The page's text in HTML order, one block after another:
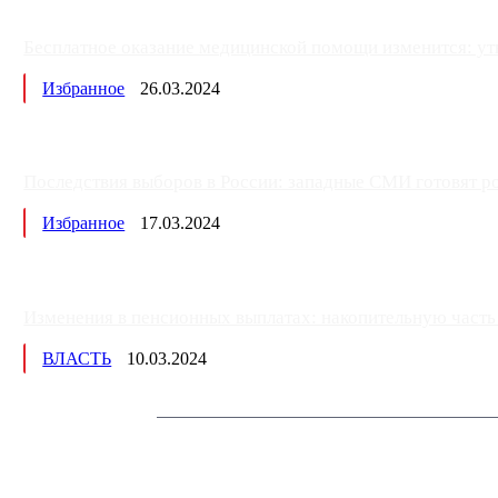
Избранное 26.03.2024
Избранное 17.03.2024
ВЛАСТЬ 10.03.2024